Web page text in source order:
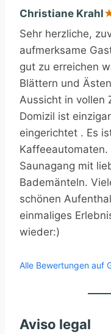
Christiane Krahl
Sehr herzliche,
aufmerksame
gut zu erreichen
Blättern und
Aussicht in vollen
Domizil ist
eingerichtet . Es
Saunagang mit
Bademänteln.
schönen
einmaliges
wieder:)
Alle Bewertungen auf
Aviso legal